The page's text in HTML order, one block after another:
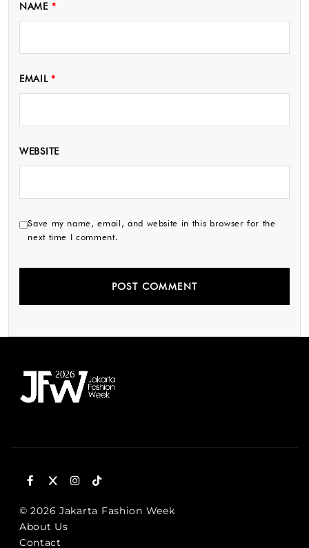
NAME *
EMAIL*
WEBSITE
Save my name, email, and website in this browser for the
next time I comment.
© 2026 Jakarta Fashion Week
About Us
Contact